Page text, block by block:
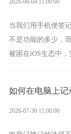
2026-08-04 11:00:00
当我们用手机便签
不是功能的多少，
被困在iOS生态中，
如何在电脑上
2026-07-30 11:00:00